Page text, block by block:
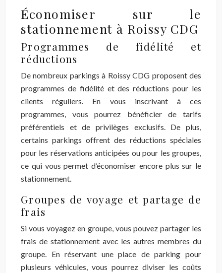
Économiser sur le
stationnement à Roissy CDG
Programmes de fidélité et
réductions
De nombreux parkings à Roissy CDG proposent des
programmes de fidélité et des réductions pour les
clients réguliers. En vous inscrivant à ces
programmes, vous pourrez bénéficier de tarifs
préférentiels et de privilèges exclusifs. De plus,
certains parkings offrent des réductions spéciales
pour les réservations anticipées ou pour les groupes,
ce qui vous permet d’économiser encore plus sur le
stationnement.
Groupes de voyage et partage de
frais
Si vous voyagez en groupe, vous pouvez partager les
frais de stationnement avec les autres membres du
groupe. En réservant une place de parking pour
plusieurs véhicules, vous pourrez diviser les coûts